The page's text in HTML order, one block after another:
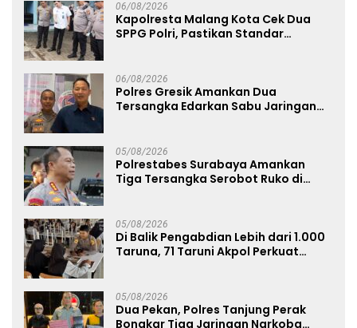
06/08/2026
Kapolresta Malang Kota Cek Dua
SPPG Polri, Pastikan Standar
06/08/2026
Polres Gresik Amankan Dua
Tersangka Edarkan Sabu Jaringan
05/08/2026
Polrestabes Surabaya Amankan
Tiga Tersangka Serobot Ruko di
05/08/2026
Di Balik Pengabdian Lebih dari 1.000
Taruna, 71 Taruni Akpol Perkuat
05/08/2026
Dua Pekan, Polres Tanjung Perak
Bongkar Tiga Jaringan Narkoba